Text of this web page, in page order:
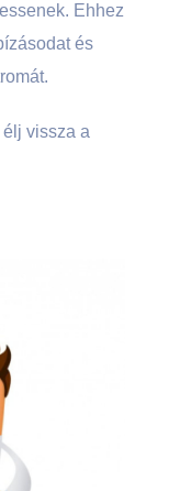
Ehhez
és
vissza a